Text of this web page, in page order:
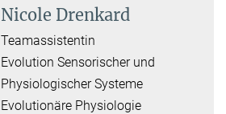
Nicole Drenkard
Teamassistentin
Evolution Sensorischer und
Physiologischer Systeme
Evolutionäre Physiologie